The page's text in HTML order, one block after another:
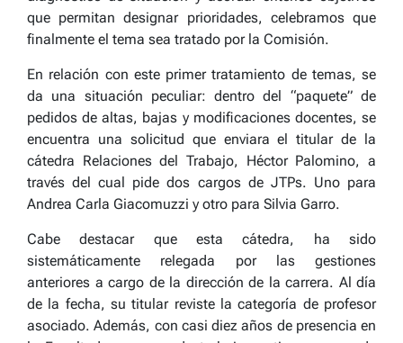
que permitan designar prioridades, celebramos que
finalmente el tema sea tratado por la Comisión.
En relación con este primer tratamiento de temas, se
da una situación peculiar: dentro del “paquete” de
pedidos de altas, bajas y modificaciones docentes, se
encuentra una solicitud que enviara el titular de la
cátedra Relaciones del Trabajo, Héctor Palomino, a
través del cual pide dos cargos de JTPs. Uno para
Andrea Carla Giacomuzzi y otro para Silvia Garro.
Cabe destacar que esta cátedra, ha sido
sistemáticamente relegada por las gestiones
anteriores a cargo de la dirección de la carrera. Al día
de la fecha, su titular reviste la categoría de profesor
asociado. Además, con casi diez años de presencia en